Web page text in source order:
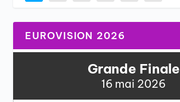
EUROVISION 2026
Grande Finale
16 mai 2026